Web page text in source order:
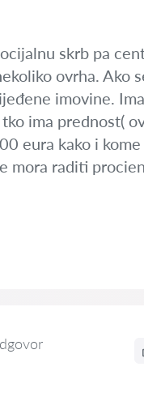
skrb pa
ovrha. Ako
imovine.
ima prednost(
eura kako i
mora raditi